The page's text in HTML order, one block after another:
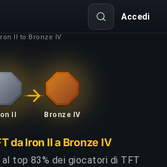
Accedi
II to Bronze IV
II Bronze IV
da Iron II a Bronze IV
top 83% dei giocatori di TFT